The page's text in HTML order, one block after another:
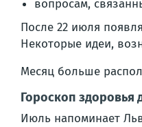
вопросам,
После 22 июля
Некоторые идеи,
Месяц больше
Гороскоп здоровья
Июль напоминает